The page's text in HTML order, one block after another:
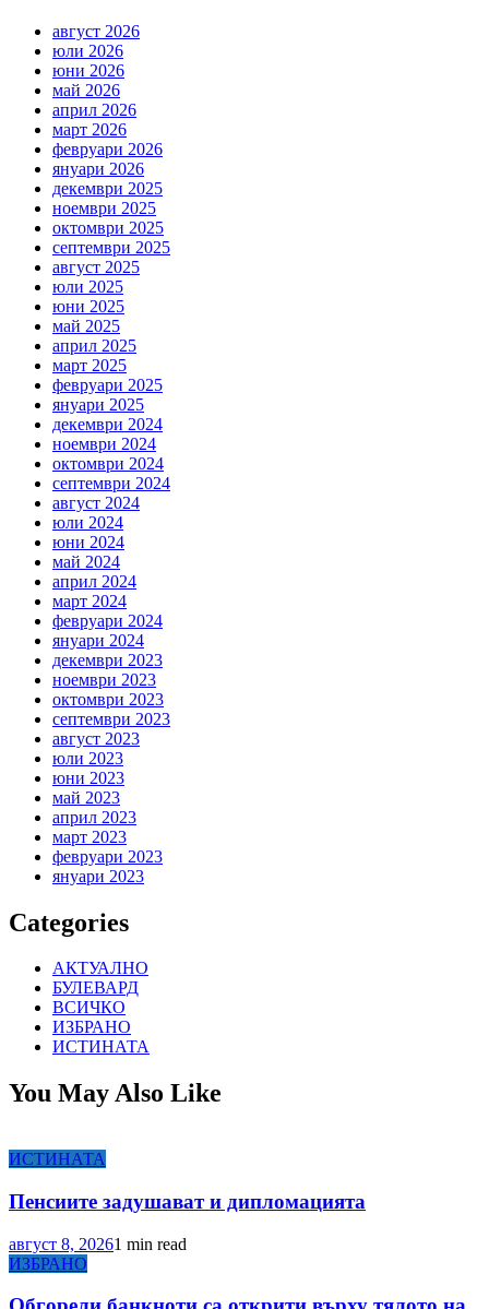
август 2026
юли 2026
юни 2026
май 2026
април 2026
март 2026
февруари 2026
януари 2026
декември 2025
ноември 2025
октомври 2025
септември 2025
август 2025
юли 2025
юни 2025
май 2025
април 2025
март 2025
февруари 2025
януари 2025
декември 2024
ноември 2024
октомври 2024
септември 2024
август 2024
юли 2024
юни 2024
май 2024
април 2024
март 2024
февруари 2024
януари 2024
декември 2023
ноември 2023
октомври 2023
септември 2023
август 2023
юли 2023
юни 2023
май 2023
април 2023
март 2023
февруари 2023
януари 2023
Categories
АКТУАЛНО
БУЛЕВАРД
ВСИЧКО
ИЗБРАНО
ИСТИНАТА
You May Also Like
ИСТИНАТА
Пенсиите задушават и дипломацията
август 8, 20261 min read
ИЗБРАНО